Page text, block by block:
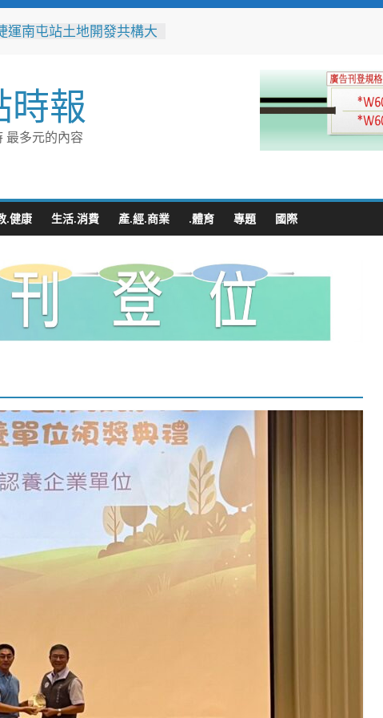
海送暖！台灣首廟天壇豪
實現軌道經濟願景
事處大力相挺！岡山分局
父親節」暖心祝福
助的暖心守護 湖內警消
康
時報
最多元的內容
.健康 生活.消費 產.經.商業 .體育 專題 國際